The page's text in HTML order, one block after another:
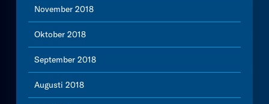
November 2018
Oktober 2018
September 2018
Augusti 2018